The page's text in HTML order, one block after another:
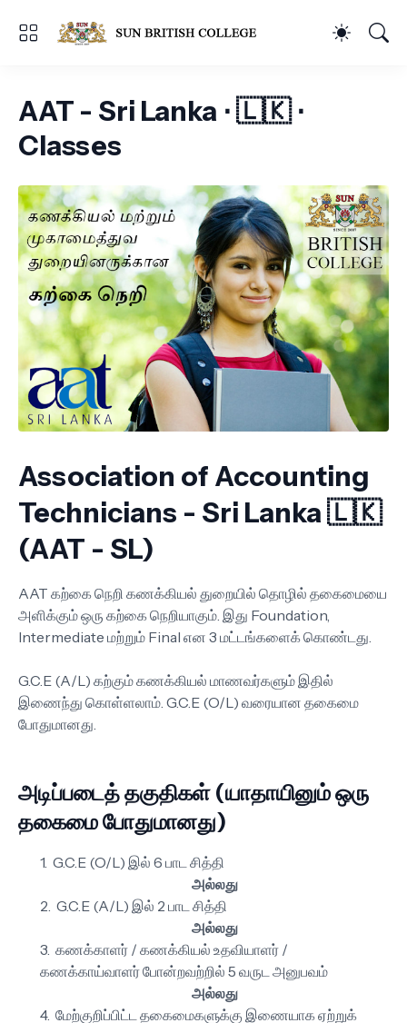
AAT - Sri Lanka ⋅ 🇱🇰 ⋅
Classes
Association of Accounting
Technicians - Sri Lanka 🇱🇰
(AAT - SL)
AAT கற்கை நெறி கணக்கியல் துறையில் தொழில் தகைமையை
அளிக்கும் ஒரு கற்கை நெறியாகும். இது Foundation,
Intermediate மற்றும் Final என 3 மட்டங்களைக் கொண்டது.
G.C.E (A/L) கற்கும் கணக்கியல் மாணவர்களும் இதில்
இணைந்து கொள்ளலாம். G.C.E (O/L) வரையான தகைமை
போதுமானது.
அடிப்படைத் தகுதிகள் (யாதாயினும் ஒரு
தகைமை போதுமானது)
G.C.E (O/L) இல் 6 பாட சித்தி
அல்லது
G.C.E (A/L) இல் 2 பாட சித்தி
அல்லது
கணக்காளர் / கணக்கியல் உதவியாளர் /
கணக்காய்வாளர் போன்றவற்றில் 5 வருட அனுபவம்
அல்லது
மேற்குறிப்பிட்ட தகைமைகளுக்கு இணையாக ஏற்றுக்